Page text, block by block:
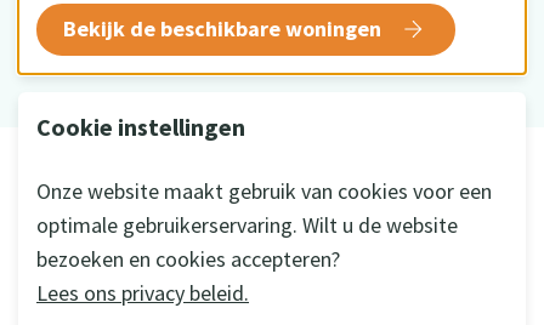
Bekijk de beschikbare woningen
Cookie instellingen
Onze website maakt gebruik van cookies voor een
optimale gebruikerservaring. Wilt u de website
bezoeken en cookies accepteren?
Lees ons privacy beleid.
HKZ gecertificeerd
Disclaimer
Privacy
Cookie instellingen
Ontwikkeld doora&m impact